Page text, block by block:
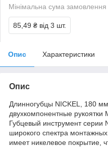
Мінімальна сума
85,49 ₴ від 3 шт.
Опис Характеристики
Опис
Длинногубцы NICKEL, 180
двухкомпонентные рукоятки
Губцевый инструмент серии
широкого спектра
имеет никелевое покрытие,